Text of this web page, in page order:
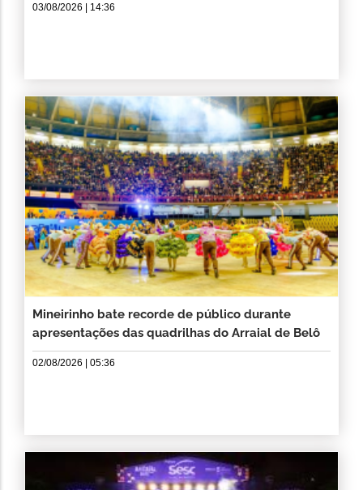
03/08/2026 | 14:36
Mineirinho bate recorde de público durante
apresentações das quadrilhas do Arraial de Belô
02/08/2026 | 05:36